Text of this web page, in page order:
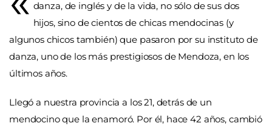
danza, de inglés y de la vida, no sólo de sus dos
hijos, sino de cientos de chicas mendocinas (y
algunos chicos también) que pasaron por su instituto de
danza, uno de los más prestigiosos de Mendoza, en los
últimos años.
Llegó a nuestra provincia a los 21, detrás de un
mendocino que la enamoró. Por él, hace 42 años, cambió